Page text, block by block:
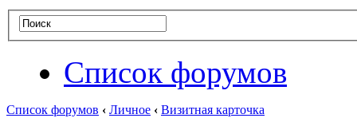
Список форумов
Список форумов ‹ Личное ‹ Визитная карточка